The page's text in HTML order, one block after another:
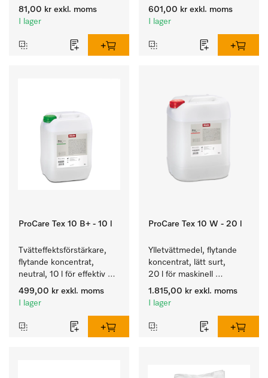
litersbehållare.
81,00 kr exkl. moms
I lager
601,00 kr exkl. moms
I lager
ProCare Tex 10 B+ - 10 l
Tvätteffektsförstärkare,
flytande koncentrat,
neutral, 10 l för effektiv
borttagning av fettbaserad
smuts.
499,00 kr exkl. moms
I lager
ProCare Tex 10 W - 20 l
Ylletvättmedel, flytande
koncentrat, lätt surt,
20 l för maskinell
rengöring av ylle
1.815,00 kr exkl. moms
I lager